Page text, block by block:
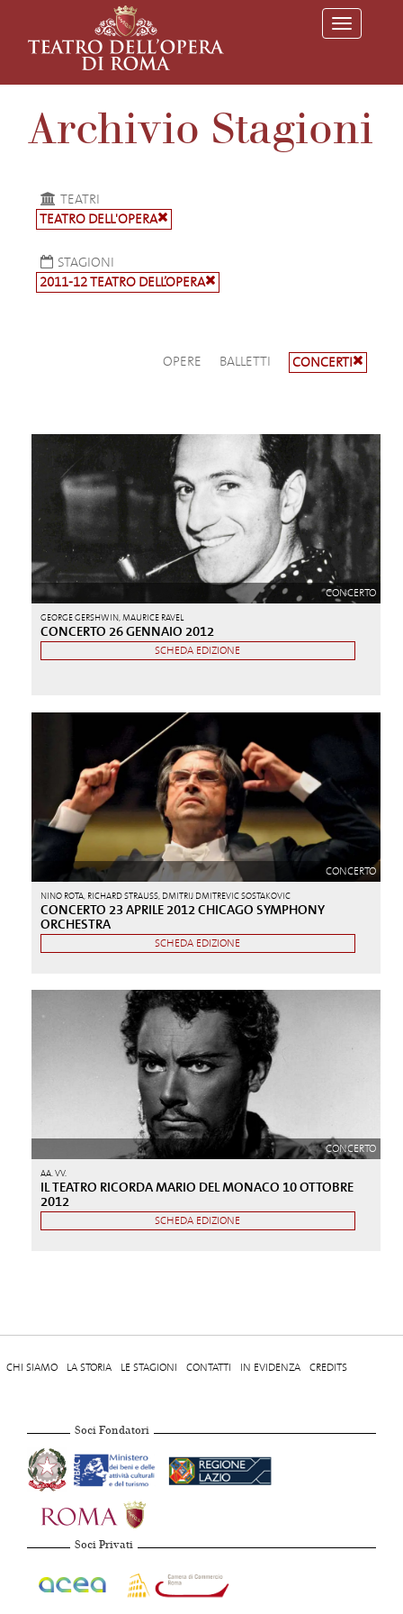
T
o
l
a
v
Archivio Stagioni
TEATRI
TEATRO DELL'OPERA
STAGIONI
2011-12 TEATRO DELL’OPERA
OPERE BALLETTI CONCERTI
CONCERTO
GEORGE GERSHWIN, MAURICE RAVEL
CONCERTO 26 GENNAIO 2012
SCHEDA EDIZIONE
CONCERTO
NINO ROTA, RICHARD STRAUSS, DMITRIJ DMITREVIC SOSTAKOVIC
CONCERTO 23 APRILE 2012 CHICAGO SYMPHONY
ORCHESTRA
SCHEDA EDIZIONE
CONCERTO
AA. VV.
IL TEATRO RICORDA MARIO DEL MONACO 10 OTTOBRE
2012
SCHEDA EDIZIONE
CHI SIAMO LA STORIA LE STAGIONI CONTATTI IN EVIDENZA CREDITS
Soci Fondatori
Soci Privati